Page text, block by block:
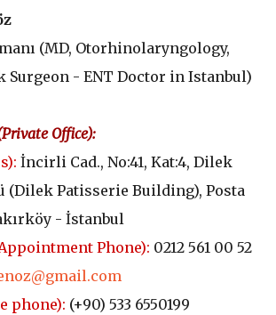
(MD, Otorhinolaryngology,
Surgeon - ENT Doctor in Istanbul)
Private Office):
): İncirli Cad., No:41, Kat:4, Dilek
(Dilek Patisserie Building), Posta
- İstanbul
Phone): 0212 561 00 52
phone): (+90) 533 6550199